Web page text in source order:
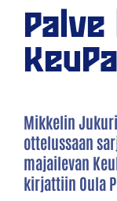
Mikkelin
ottelussaan
majailevan
kirjattiin Oula